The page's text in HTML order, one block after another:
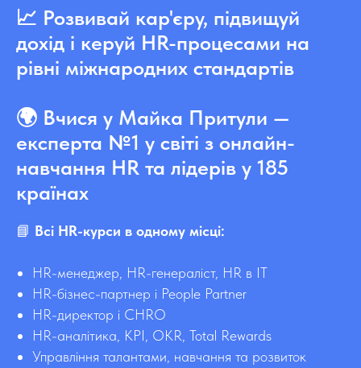
📈 Розвивай кар'єру, підвищуй
дохід і керуй HR-процесами на
рівні міжнародних стандартів
🌍 Вчися у Майка Притули —
експерта №1 у світі з онлайн-
навчання HR та лідерів у 185
країнах
📘 Всі HR-курси в одному місці:
HR-менеджер, HR-генераліст, HR в IT
HR-бізнес-партнер і People Partner
HR-директор і CHRO
HR-аналітика, KPI, OKR, Total Rewards
Управління талантами, навчання та розвиток